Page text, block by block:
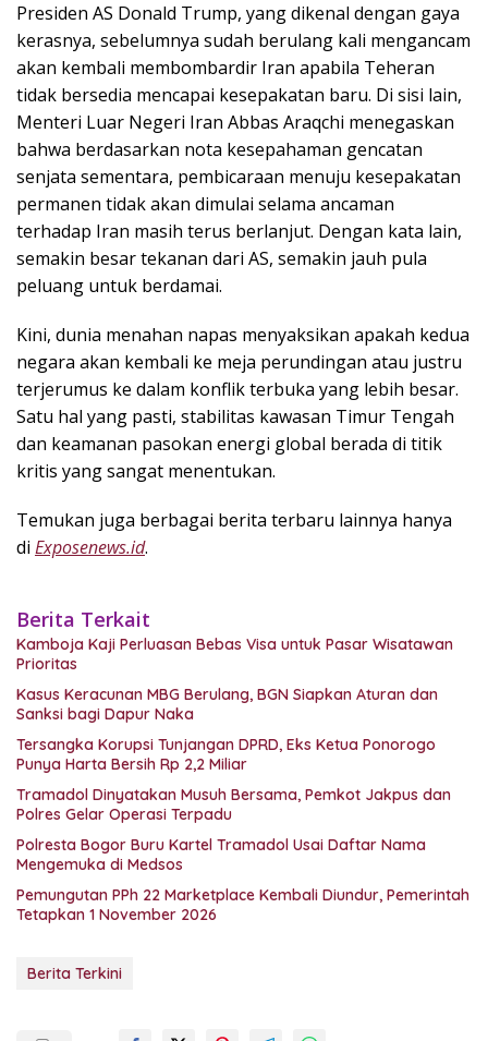
Presiden AS Donald Trump, yang dikenal dengan gaya
kerasnya, sebelumnya sudah berulang kali mengancam
akan kembali membombardir Iran apabila Teheran
tidak bersedia mencapai kesepakatan baru. Di sisi lain,
Menteri Luar Negeri Iran Abbas Araqchi menegaskan
bahwa berdasarkan nota kesepahaman gencatan
senjata sementara, pembicaraan menuju kesepakatan
permanen tidak akan dimulai selama ancaman
terhadap Iran masih terus berlanjut. Dengan kata lain,
semakin besar tekanan dari AS, semakin jauh pula
peluang untuk berdamai.
Kini, dunia menahan napas menyaksikan apakah kedua
negara akan kembali ke meja perundingan atau justru
terjerumus ke dalam konflik terbuka yang lebih besar.
Satu hal yang pasti, stabilitas kawasan Timur Tengah
dan keamanan pasokan energi global berada di titik
kritis yang sangat menentukan.
Temukan juga berbagai berita terbaru lainnya hanya
di Exposenews.id.
Berita Terkait
Kamboja Kaji Perluasan Bebas Visa untuk Pasar Wisatawan
Prioritas
Kasus Keracunan MBG Berulang, BGN Siapkan Aturan dan
Sanksi bagi Dapur Naka
Tersangka Korupsi Tunjangan DPRD, Eks Ketua Ponorogo
Punya Harta Bersih Rp 2,2 Miliar
Tramadol Dinyatakan Musuh Bersama, Pemkot Jakpus dan
Polres Gelar Operasi Terpadu
Polresta Bogor Buru Kartel Tramadol Usai Daftar Nama
Mengemuka di Medsos
Pemungutan PPh 22 Marketplace Kembali Diundur, Pemerintah
Tetapkan 1 November 2026
Berita Terkini